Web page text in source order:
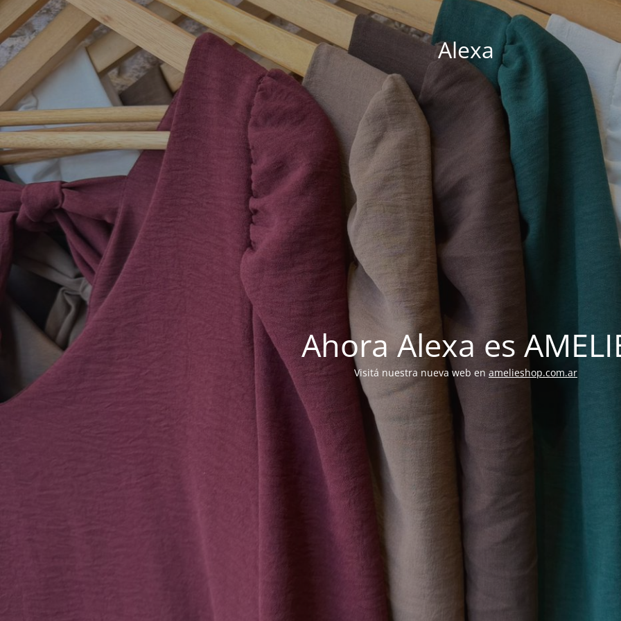
Alexa
Ahora Alexa es
Visitá nuestra nueva web enamelieshop.com.ar